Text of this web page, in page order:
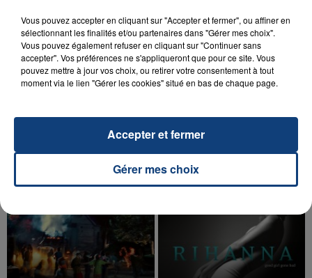
20 juillet 2026
UNE ADOLESCENTE DEVANT SE FAIRE
La famille a porté plainte contre la clinique qui a
reconnu sa responsabilité et présenté ses
TITRES DIFFUSÉS
Vous pouvez accepter en cliquant sur "Accepter et fermer", ou affiner en
sélectionnant les finalités et/ou partenaires dans "Gérer mes choix".
Vous pouvez également refuser en cliquant sur "Continuer sans
accepter". Vos préférences ne s'appliqueront que pour ce site. Vous
pouvez mettre à jour vos choix, ou retirer votre consentement à tout
moment via le lien "Gérer les cookies" situé en bas de chaque page.
Gérer mes choix
Accepter et fermer